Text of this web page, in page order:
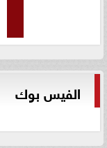
الفيس بوك